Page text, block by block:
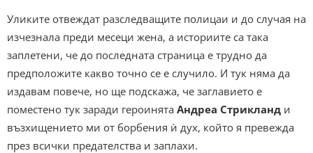
Уликите отвеждат разследващите полицаи и до случая на
изчезнала преди месеци жена, а историите са така
заплетени, че до последната страница е трудно да
предположите какво точно се е случило. И тук няма да
издавам повече, но ще подскажа, че заглавието е
поместено тук заради героинята Андреа Стрикланд и
възхищението ми от борбения ѝ дух, който я превежда
през всички предателства и заплахи.